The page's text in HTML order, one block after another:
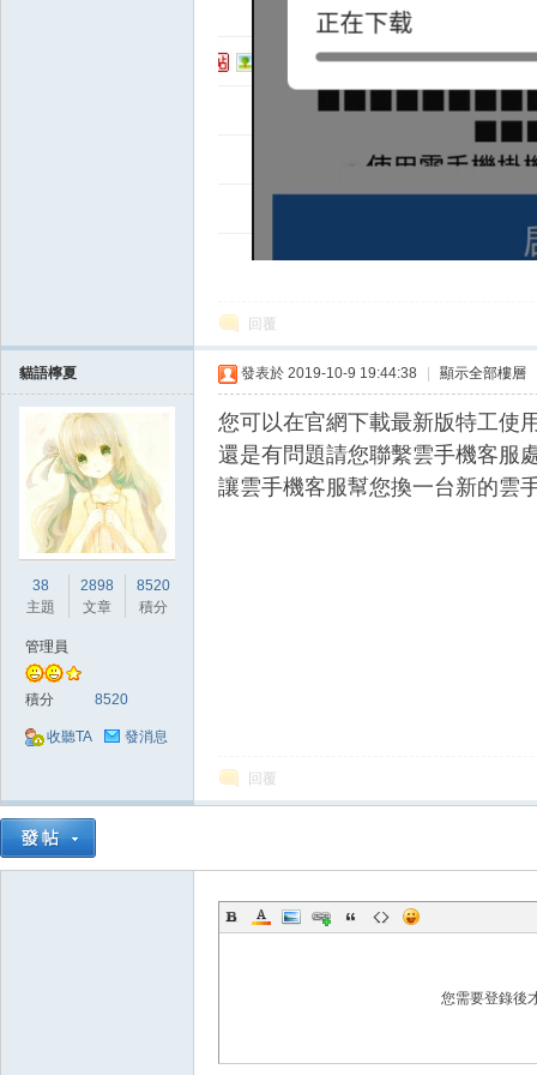
回覆
貓語檸夏
38
主題
2898
文章
8520
積分
管理員
積分 8520
收聽TA 發消息
發表於 2019-10-9 19:44:38 顯示全部樓層
您可以在官網下載最新版特工使
還是有問題請您聯繫雲手機客服
讓雲手機客服幫您換一台新的雲
回覆
您需要登錄後